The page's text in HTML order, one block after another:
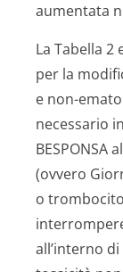
aumentata
La Tabella 2
per la
e non-
necessario
BESPONSA
(ovvero
o
all’interno